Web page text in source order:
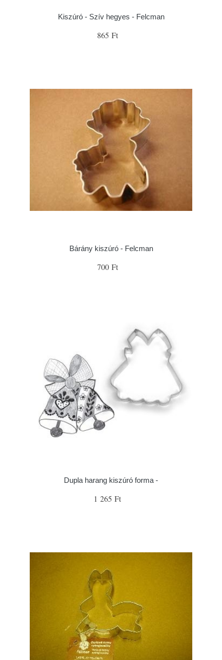
Kiszúró - Szív hegyes - Felcman
865 Ft
Bárány kiszúró - Felcman
700 Ft
Dupla harang kiszúró forma -
1 265 Ft